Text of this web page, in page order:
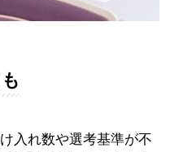
入れ数や選考基準が不